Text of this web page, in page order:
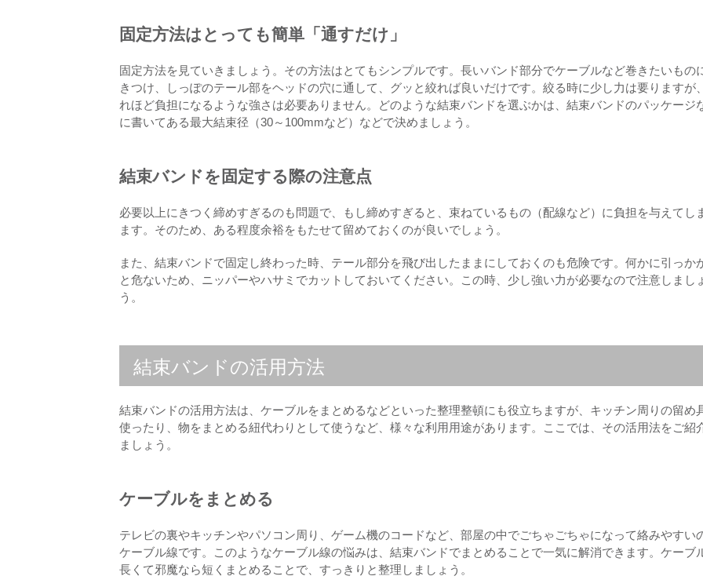
固定方法はとっても簡単「通すだけ」
固定方法を見ていきましょう。その方法はとてもシンプルです。長いバンド部分でケーブルなど巻きたいもの
きつけ、しっぽのテール部をヘッドの穴に通して、グッと絞れば良いだけです。絞る時に少し力は要りますが
れほど負担になるような強さは必要ありません。どのような結束バンドを選ぶかは、結束バンドのパッケージ
に書いてある最大結束径（30～100mmなど）などで決めましょう。
結束バンドを固定する際の注意点
必要以上にきつく締めすぎるのも問題で、もし締めすぎると、束ねているもの（配線など）に負担を与えてし
ます。そのため、ある程度余裕をもたせて留めておくのが良いでしょう。
また、結束バンドで固定し終わった時、テール部分を飛び出したままにしておくのも危険です。何かに引っか
と危ないため、ニッパーやハサミでカットしておいてください。この時、少し強い力が必要なので注意しまし
う。
結束バンドの活用方法
結束バンドの活用方法は、ケーブルをまとめるなどといった整理整頓にも役立ちますが、キッチン周りの留め
使ったり、物をまとめる紐代わりとして使うなど、様々な利用用途があります。ここでは、その活用法をご紹
ましょう。
ケーブルをまとめる
テレビの裏やキッチンやパソコン周り、ゲーム機のコードなど、部屋の中でごちゃごちゃになって絡みやすい
ケーブル線です。このようなケーブル線の悩みは、結束バンドでまとめることで一気に解消できます。ケーブ
長くて邪魔なら短くまとめることで、すっきりと整理しましょう。